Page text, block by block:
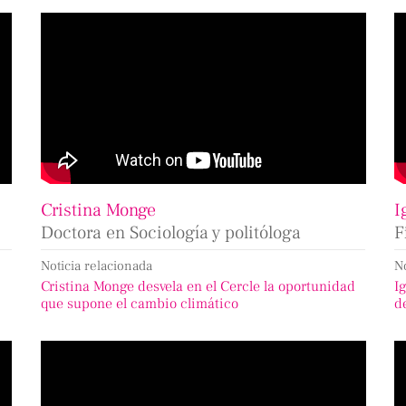
Cristina Monge
Doctora en Sociología y politóloga
Noticia relacionada
Cristina Monge desvela en el Cercle la oportunidad
que supone el cambio climático